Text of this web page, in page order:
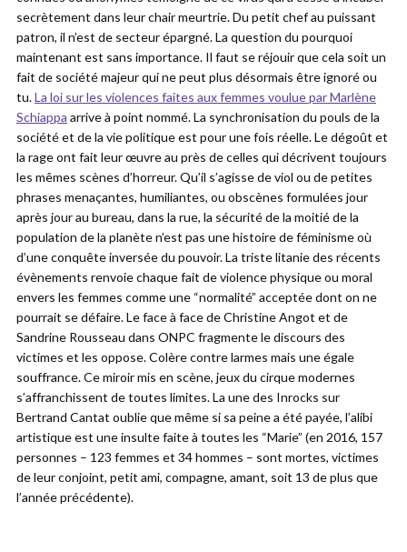
secrètement dans leur chair meurtrie. Du petit chef au puissant
patron, il n’est de secteur épargné. La question du pourquoi
maintenant est sans importance. Il faut se réjouir que cela soit un
fait de société majeur qui ne peut plus désormais être ignoré ou
tu.La loi sur les violences faites aux femmes voulue par Marlène
Schiappa arrive à point nommé. La synchronisation du pouls de la
société et de la vie politique est pour une fois réelle. Le dégoût et
la rage ont fait leur œuvre au près de celles qui décrivent toujours
les mêmes scènes d’horreur. Qu’il s’agisse de viol ou de petites
phrases menaçantes, humiliantes, ou obscènes formulées jour
après jour au bureau, dans la rue, la sécurité de la moitié de la
population de la planète n’est pas une histoire de féminisme où
d’une conquête inversée du pouvoir. La triste litanie des récents
évènements renvoie chaque fait de violence physique ou moral
envers les femmes comme une “normalité” acceptée dont on ne
pourrait se défaire. Le face à face de Christine Angot et de
Sandrine Rousseau dans ONPC fragmente le discours des
victimes et les oppose. Colère contre larmes mais une égale
souffrance. Ce miroir mis en scène, jeux du cirque modernes
s’affranchissent de toutes limites. La une des Inrocks sur
Bertrand Cantat oublie que même si sa peine a été payée, l’alibi
artistique est une insulte faite à toutes les “Marie” (en 2016, 157
personnes – 123 femmes et 34 hommes – sont mortes, victimes
de leur conjoint, petit ami, compagne, amant, soit 13 de plus que
l’année précédente).